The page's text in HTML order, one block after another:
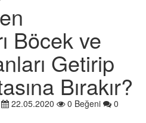
Böcek ve
Getirip
Bırakır?
22.05.2020 0 Beğeni
0